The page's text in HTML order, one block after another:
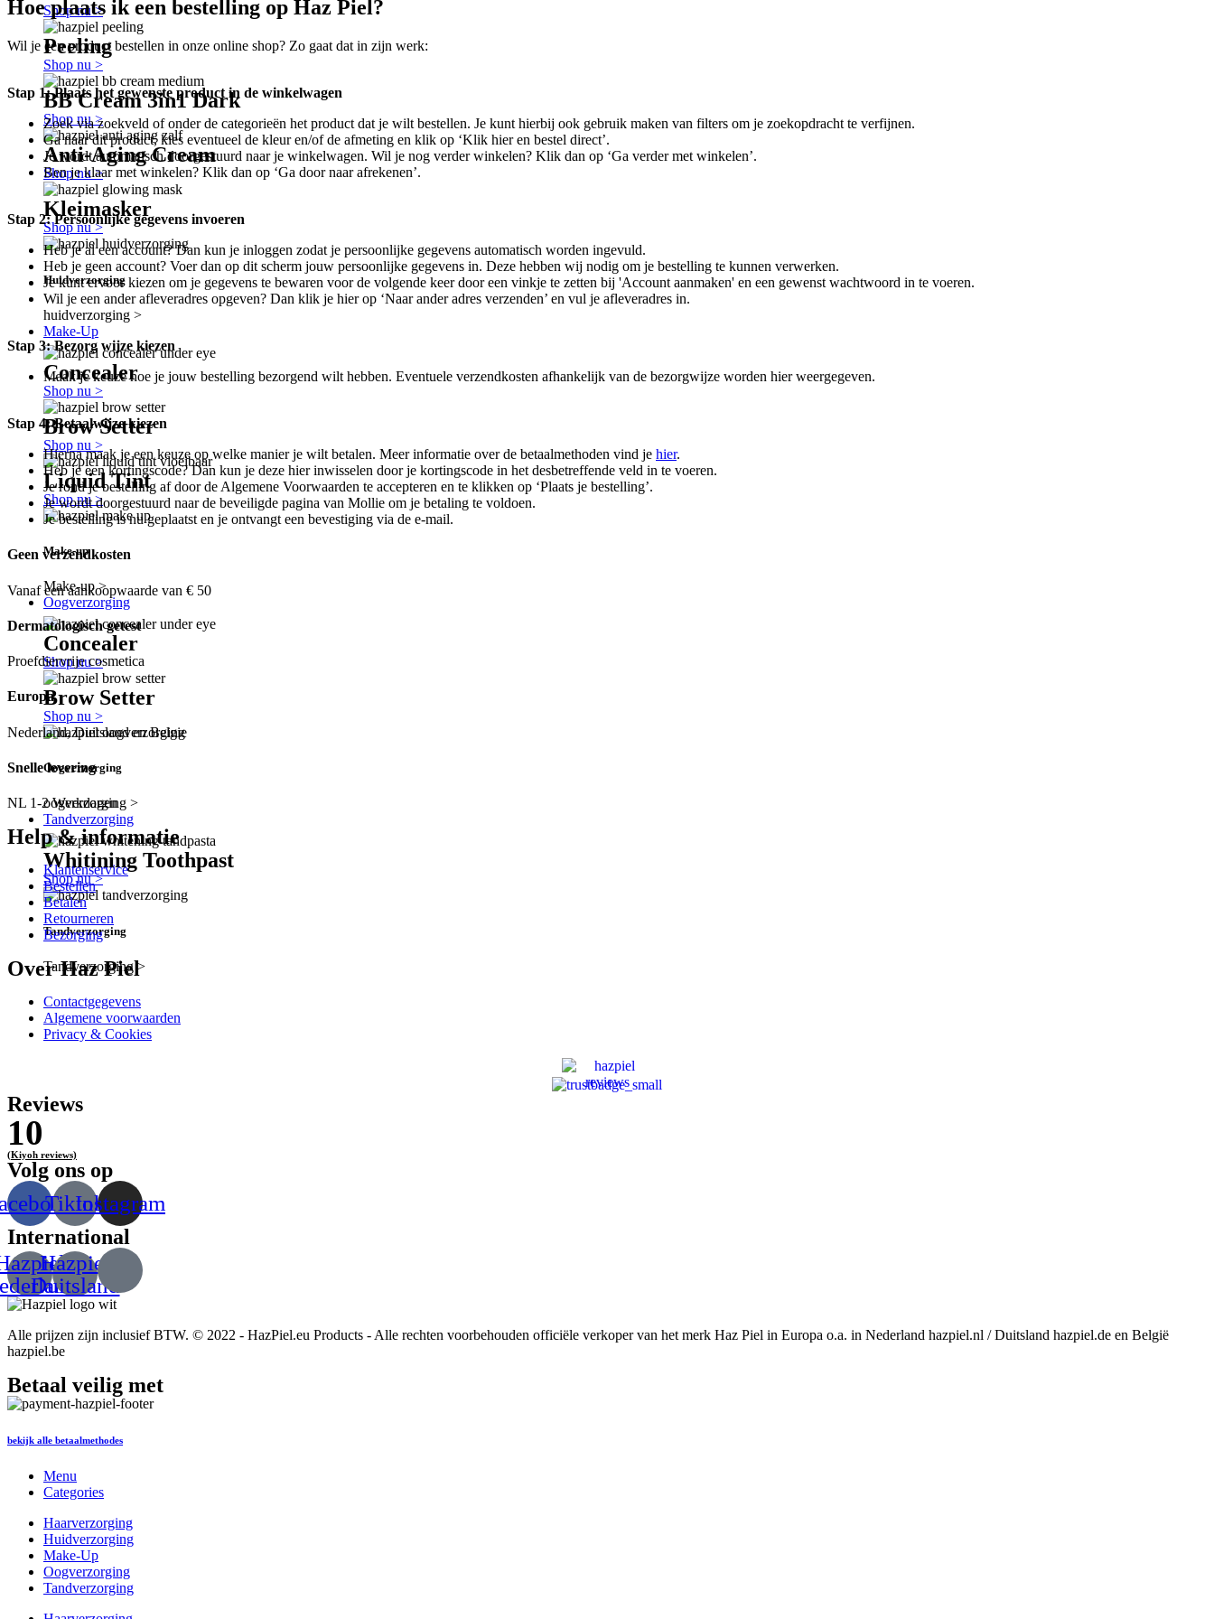
Shop nu >
Peeling
Shop nu >
BB Cream 3in1 Dark
Shop nu >
Anti-Aging Cream
Shop nu >
Kleimasker
Shop nu >
Huidverzorging
huidverzorging >
Make-Up
Concealer
Shop nu >
Brow Setter
Shop nu >
Liquid Tint
Shop nu >
Make-up
Make-up >
Oogverzorging
Concealer
Shop nu >
Brow Setter
Shop nu >
Oogverzorging
oogverzorging >
Tandverzorging
Whitining Toothpast
Shop nu >
Tandverzorging
Tandverzorging >
Hoe plaats ik een bestelling op Haz Piel?
Wil je een product bestellen in onze online shop? Zo gaat dat in zijn werk:
Stap 1: Plaats het gewenste product in de winkelwagen
Zoek via zoekveld of onder de categorieën het product dat je wilt bestellen. Je kunt hierbij ook gebruik maken van filters om je zoekopdracht te verfijnen.
Ga naar dit product, kies eventueel de kleur en/of de afmeting en klik op ‘Klik hier en bestel direct’.
Je wordt automatisch doorgestuurd naar je winkelwagen. Wil je nog verder winkelen? Klik dan op ‘Ga verder met winkelen’.
Ben je klaar met winkelen? Klik dan op ‘Ga door naar afrekenen’.
Stap 2: Persoonlijke gegevens invoeren
Heb je al een account? Dan kun je inloggen zodat je persoonlijke gegevens automatisch worden ingevuld.
Heb je geen account? Voer dan op dit scherm jouw persoonlijke gegevens in. Deze hebben wij nodig om je bestelling te kunnen verwerken.
Je kunt ervoor kiezen om je gegevens te bewaren voor de volgende keer door een vinkje te zetten bij 'Account aanmaken' en een gewenst wachtwoord in te voeren.
Wil je een ander afleveradres opgeven? Dan klik je hier op ‘Naar ander adres verzenden’ en vul je afleveradres in.
Stap 3: Bezorg wijze kiezen
Maak je keuze hoe je jouw bestelling bezorgend wilt hebben. Eventuele verzendkosten afhankelijk van de bezorgwijze worden hier weergegeven.
Stap 4: Betaalwijze kiezen
Hierna maak je een keuze op welke manier je wilt betalen. Meer informatie over de betaalmethoden vind je hier.
Heb je een kortingscode? Dan kun je deze hier inwisselen door je kortingscode in het desbetreffende veld in te voeren.
Je rond je bestelling af door de Algemene Voorwaarden te accepteren en te klikken op ‘Plaats je bestelling’.
Je wordt doorgestuurd naar de beveiligde pagina van Mollie om je betaling te voldoen.
Je bestelling is nu geplaatst en je ontvangt een bevestiging via de e-mail.
Geen verzendkosten
Vanaf een aankoopwaarde van € 50
Dermatologisch getest
Proefdiervrije cosmetica
Europa
Nederland, Duitsland en Belgie
Snelle levering
NL 1-2 Werkdagen
Help & informatie
Klantenservice
Bestellen
Betalen
Retourneren
Bezorging
Over Haz Piel
Contactgegevens
Algemene voorwaarden
Privacy & Cookies
Reviews
10
(Kiyoh reviews)
Volg ons op
TiktokInstagram
International
Hazpiel
Duitsland
Alle prijzen zijn inclusief BTW. © 2022 - HazPiel.eu Products - Alle rechten voorbehouden officiële verkoper van het merk Haz Piel in Europa o.a. in Nederland hazpiel.nl / Duitsland hazpiel.de en België
hazpiel.be
Betaal veilig met
bekijk alle betaalmethodes
Menu
Categories
Haarverzorging
Huidverzorging
Make-Up
Oogverzorging
Tandverzorging